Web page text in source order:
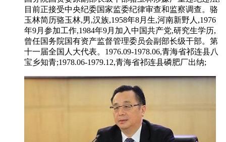
目前正接受中央纪委国家监委纪律审查和监察调查。骆
玉林简历骆玉林,男,汉族,1958年8月生,河南新野人,1976
年9月参加工作,1984年9月加入中国共产党,研究生学历,
曾任国务院国有资产监督管理委员会副部长级干部。第
十一届全国人大代表。1976.09-1978.06,青海省祁连县八
宝乡知青;1978.06-1979.12,青海省祁连县磷肥厂出纳;